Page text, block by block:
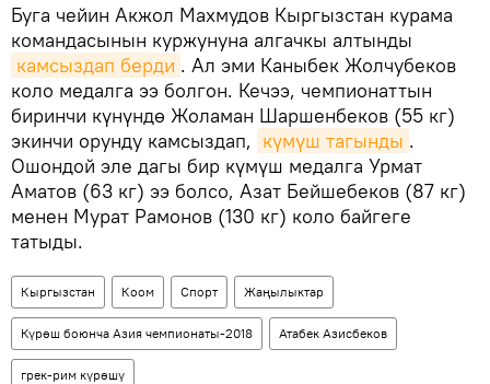
Буга чейин Акжол Махмудов Кыргызстан курама
командасынын куржунуна алгачкы алтынды
камсыздап берди . Ал эми Каныбек Жолчубеков
коло медалга ээ болгон. Кечээ, чемпионаттын
биринчи күнүндө Жоламан Шаршенбеков (55 кг)
экинчи орунду камсыздап, күмүш тагынды .
Ошондой эле дагы бир күмүш медалга Урмат
Аматов (63 кг) ээ болсо, Азат Бейшебеков (87 кг)
менен Мурат Рамонов (130 кг) коло байгеге
татыды.
Кыргызстан Коом Спорт Жаңылыктар
Күрөш боюнча Азия чемпионаты-2018 Атабек Азисбеков
грек-рим күрөшү